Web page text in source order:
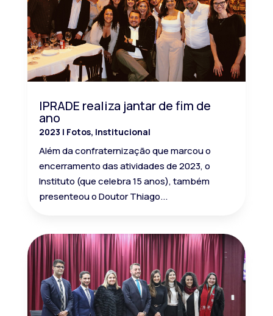
IPRADE realiza jantar de fim de
ano
2023 | Fotos, Institucional
Além da confraternização que marcou o
encerramento das atividades de 2023, o
Instituto (que celebra 15 anos), também
presenteou o Doutor Thiago...